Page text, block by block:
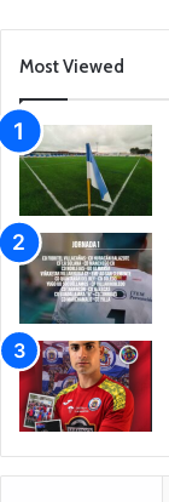
Most Viewed